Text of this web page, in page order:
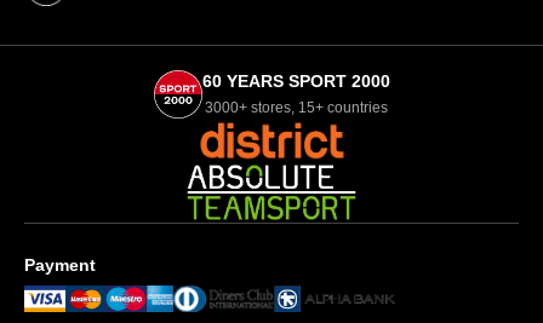
60 YEARS SPORT 2000
3000+ stores, 15+ countries
Payment